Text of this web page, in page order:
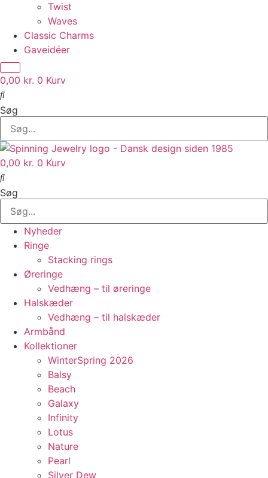
Twist
Waves
Classic Charms
Gaveidéer
0,00 kr. 0 Kurv
Søg
0,00 kr. 0 Kurv
Søg
Nyheder
Ringe
Stacking rings
Øreringe
Vedhæng – til øreringe
Halskæder
Vedhæng – til halskæder
Armbånd
Kollektioner
WinterSpring 2026
Balsy
Beach
Galaxy
Infinity
Lotus
Nature
Pearl
Silver Dew